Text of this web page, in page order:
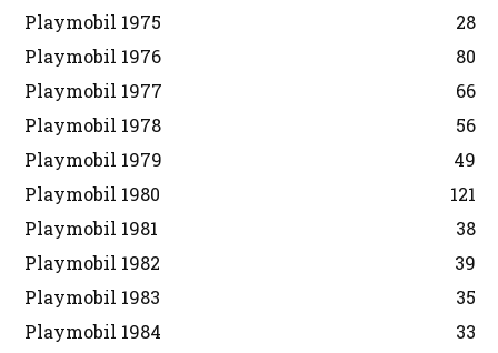
Playmobil 1975
28
Playmobil 1976
80
Playmobil 1977
66
Playmobil 1978
56
Playmobil 1979
49
Playmobil 1980
121
Playmobil 1981
38
Playmobil 1982
39
Playmobil 1983
35
Playmobil 1984
33